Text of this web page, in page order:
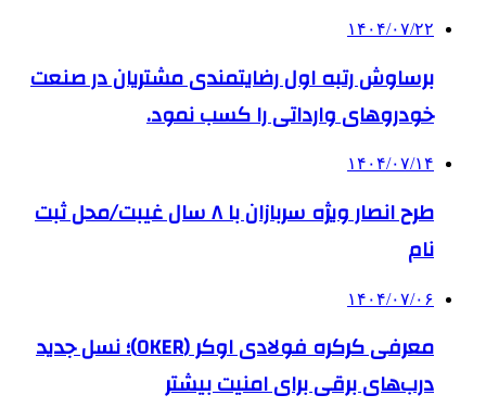
۱۴۰۴/۰۷/۲۲
برساوش رتبه اول رضایتمندی مشتریان در صنعت
خودروهای وارداتی را کسب نمود.
۱۴۰۴/۰۷/۱۴
طرح انصار ویژه سربازان با ۸ سال غیبت/محل ثبت
نام
۱۴۰۴/۰۷/۰۶
معرفی کرکره فولادی اوکر (OKER)؛ نسل جدید
درب‌های برقی برای امنیت بیشتر